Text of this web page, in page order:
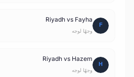
Riyadh vs Fayha
وجهًا لوجه
Riyadh vs Hazem
وجهًا لوجه